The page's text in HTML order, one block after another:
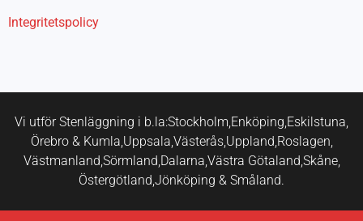
Integritetspolicy
Vi utför Stenläggning i b.la:Stockholm,Enköping,Eskilstuna,
Örebro & Kumla,Uppsala,Västerås,Uppland,Roslagen,
Västmanland,Sörmland,Dalarna,Västra Götaland,Skåne,
Östergötland,Jönköping & Småland.